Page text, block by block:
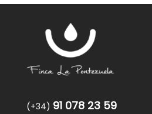
(+34) 91 078 23 59